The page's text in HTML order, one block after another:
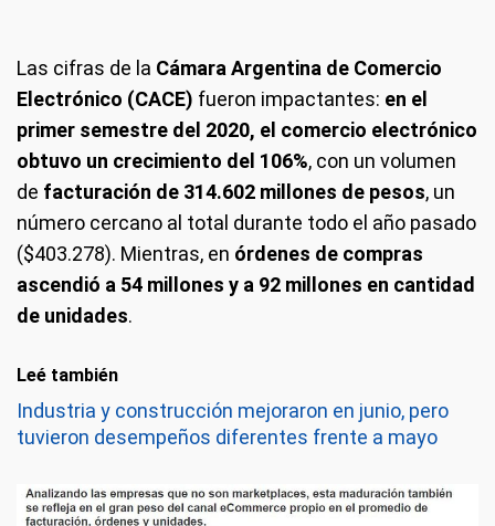
Las cifras de la Cámara Argentina de Comercio
Electrónico (CACE) fueron impactantes: en el
primer semestre del 2020, el comercio electrónico
obtuvo un crecimiento del 106%, con un volumen
de facturación de 314.602 millones de pesos, un
número cercano al total durante todo el año pasado
($403.278). Mientras, en órdenes de compras
ascendió a 54 millones y a 92 millones en cantidad
de unidades.
Leé también
Industria y construcción mejoraron en junio, pero
tuvieron desempeños diferentes frente a mayo